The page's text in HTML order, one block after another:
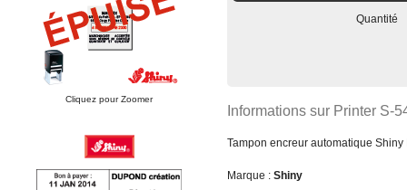
Cliquez pour Zoomer
Quantité
Informations sur Printer S-
Tampon encreur automatique
Marque : Shiny